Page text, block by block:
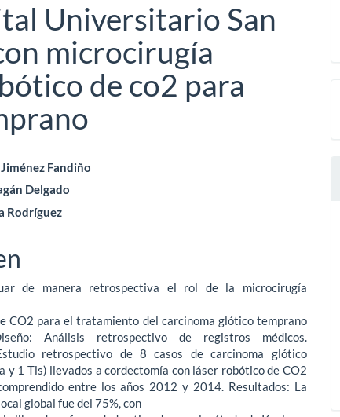
Universitario San
microcirugía
de co2 para
Fandiño
Delgado
Rodríguez
de manera retrospectiva el rol de la microcirugía
CO2 para el tratamiento del carcinoma glótico temprano
Análisis retrospectivo de registros médicos.
retrospectivo de 8 casos de carcinoma glótico
y 1 Tis) llevados a cordectomía con láser robótico de CO2
entre los años 2012 y 2014. Resultados: La
global fue del 75%, con